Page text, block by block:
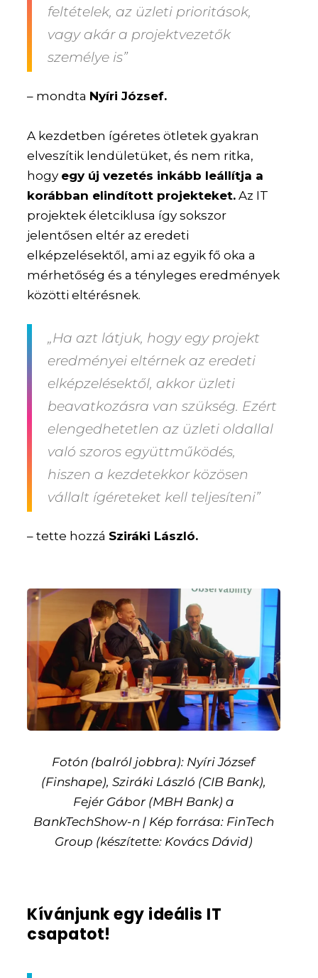
feltételek, az üzleti prioritások,
vagy akár a projektvezetők
személye is”
– mondta Nyíri József.
A kezdetben ígéretes ötletek gyakran
elveszítik lendületüket, és nem ritka,
hogy egy új vezetés inkább leállítja a
korábban elindított projekteket. Az IT
projektek életciklusa így sokszor
jelentősen eltér az eredeti
elképzelésektől, ami az egyik fő oka a
mérhetőség és a tényleges eredmények
közötti eltérésnek.
„Ha azt látjuk, hogy egy projekt
eredményei eltérnek az eredeti
elképzelésektől, akkor üzleti
beavatkozásra van szükség. Ezért
elengedhetetlen az üzleti oldallal
való szoros együttműködés,
hiszen a kezdetekkor közösen
vállalt ígéreteket kell teljesíteni”
– tette hozzá Sziráki László.
Fotón (balról jobbra): Nyíri József
(Finshape), Sziráki László (CIB Bank),
Fejér Gábor (MBH Bank) a
BankTechShow-n | Kép forrása: FinTech
Group (készítette: Kovács Dávid)
Kívánjunk egy ideális IT
csapatot!